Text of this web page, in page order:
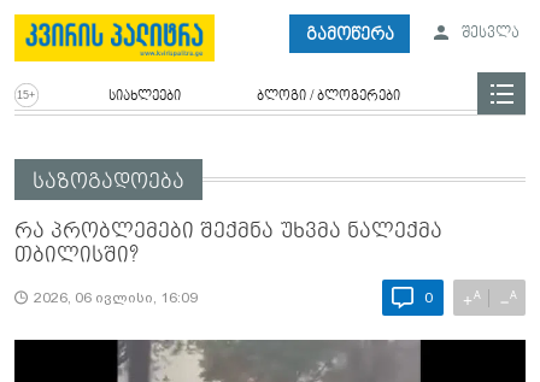
გამოწერა შესვლა
სიახლეები ბლოგი / ბლოგერები
საზოგადოება
რა პრობლემები შექმნა უხვმა ნალექმა
თბილისში?
2026, 06 ივლისი, 16:09 0 +A −A